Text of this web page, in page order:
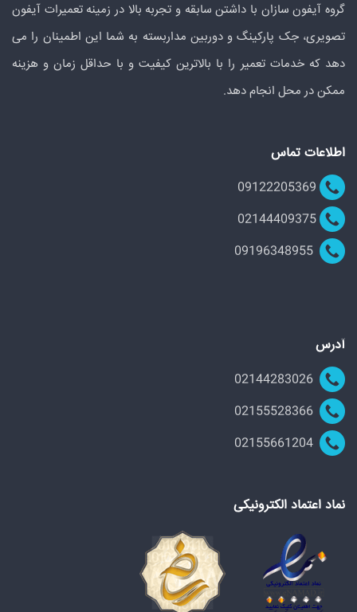
گروه آیفون سازان با داشتن سابقه و تجربه بالا در زمینه تعمیرات آیفون
تصویری، جک پارکینگ و دوربین مداربسته به شما این اطمینان را می
دهد که خدمات تعمیر را با بالاترین کیفیت و با حداقل زمان و هزینه
ممکن در محل انجام دهد.
اطلاعات تماس
آدرس
نماد اعتماد الکترونیکی